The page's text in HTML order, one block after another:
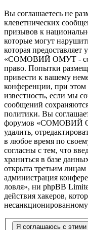
Вы соглашаетесь не
клеветнических
призывов к
которые могут
которая предоставляет
«СОМОВИЙ ОМУТ - сом
право. Попытки
привести к вашему
конференции, при этом
известность, если мы
сообщений
политики. Вы
форумов «СОМОВИЙ
удалить,
в любое время по
согласны с тем, что
храниться в базе
открыта третьим
администрация
ловля», ни phpBB
действия хакеров,